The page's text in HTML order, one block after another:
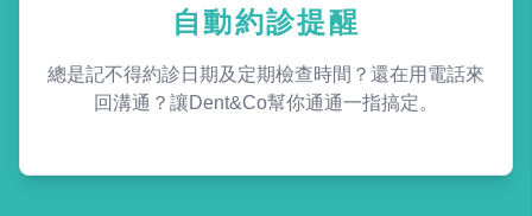
自動約診提醒
總是記不得約診日期及定期檢查時間？還在用電話來
回溝通？讓Dent&Co幫你通通一指搞定。